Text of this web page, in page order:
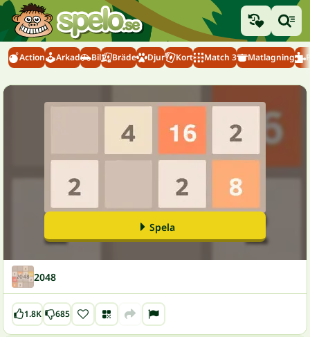
Action Arkad Bil Bräde Djur Kort Match 3 Matlagning
Spela
2048
1.8K 685